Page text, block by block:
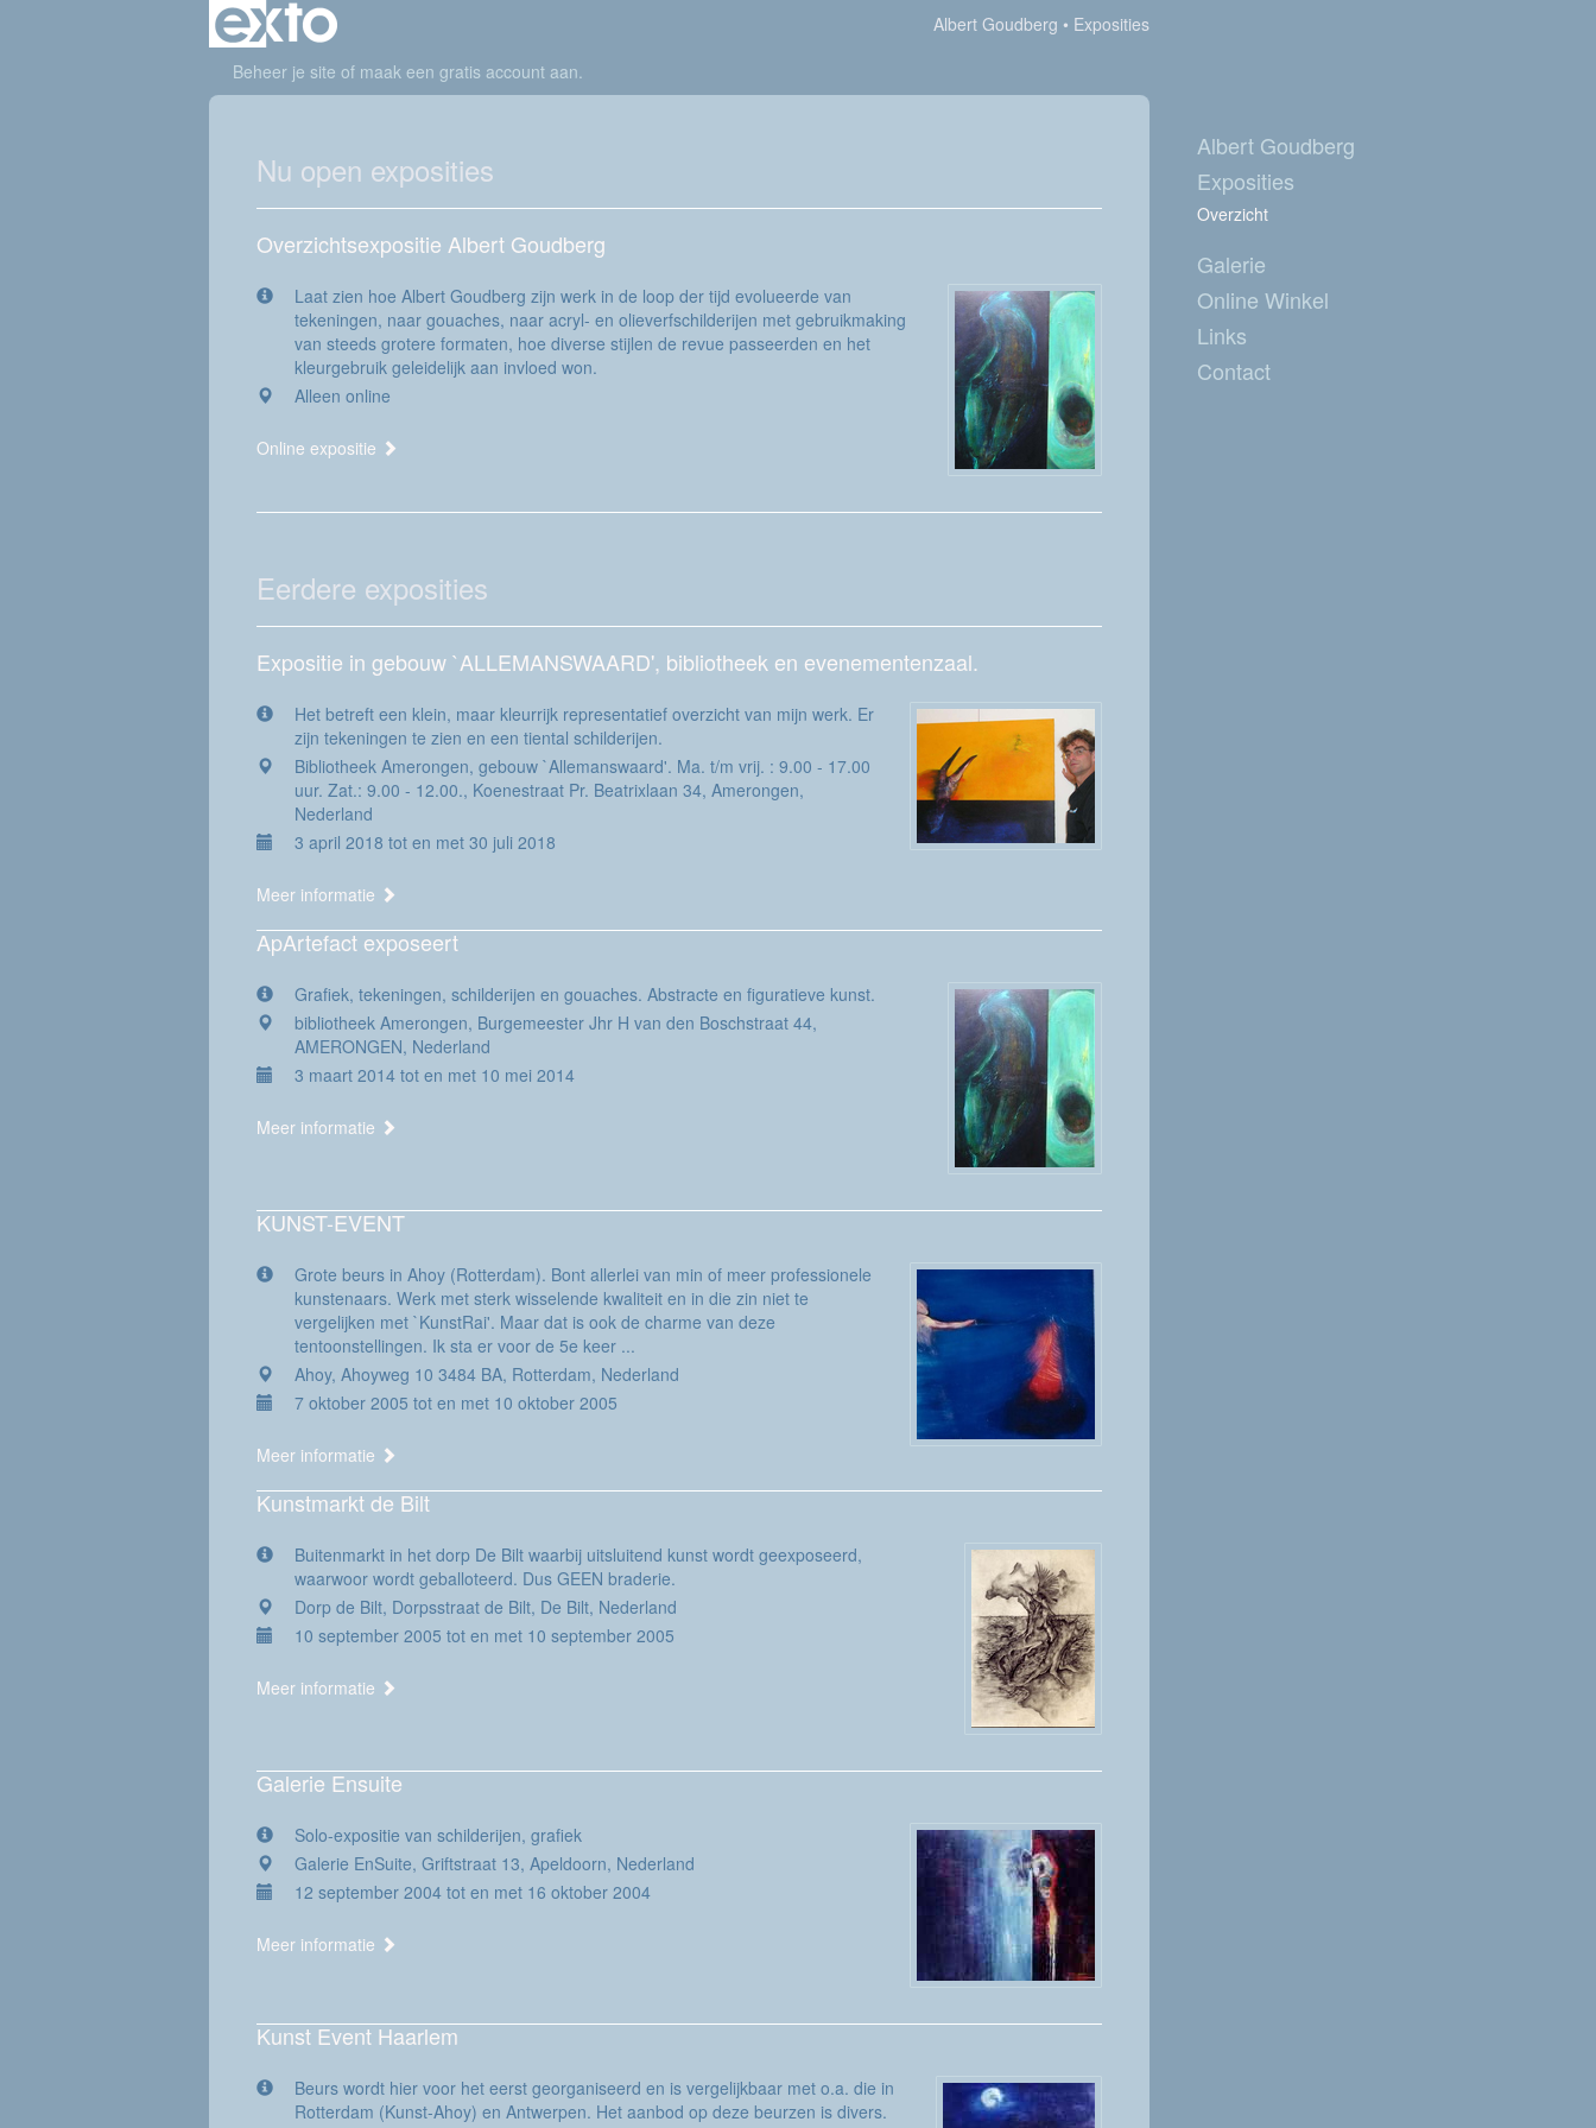
Albert Goudberg
Exposities
Beheer je site of maak een gratis account aan.
Nu open exposities
Overzichtsexpositie Albert Goudberg
Laat zien hoe Albert Goudberg zijn werk in de loop der tijd evolueerde van
tekeningen, naar gouaches, naar acryl- en olieverfschilderijen met gebruikmaking
van steeds grotere formaten, hoe diverse stijlen de revue passeerden en het
kleurgebruik geleidelijk aan invloed won.
Alleen online
Online expositie
Eerdere exposities
Expositie in gebouw `ALLEMANSWAARD', bibliotheek en evenementenzaal.
Het betreft een klein, maar kleurrijk representatief overzicht van mijn werk. Er
zijn tekeningen te zien en een tiental schilderijen.
Bibliotheek Amerongen, gebouw `Allemanswaard'. Ma. t/m vrij. : 9.00 - 17.00
uur. Zat.: 9.00 - 12.00., Koenestraat Pr. Beatrixlaan 34, Amerongen,
Nederland
3 april 2018 tot en met 30 juli 2018
Meer informatie
ApArtefact exposeert
Grafiek, tekeningen, schilderijen en gouaches. Abstracte en figuratieve kunst.
bibliotheek Amerongen, Burgemeester Jhr H van den Boschstraat 44,
AMERONGEN, Nederland
3 maart 2014 tot en met 10 mei 2014
Meer informatie
KUNST-EVENT
Grote beurs in Ahoy (Rotterdam). Bont allerlei van min of meer professionele
kunstenaars. Werk met sterk wisselende kwaliteit en in die zin niet te
vergelijken met `KunstRai'. Maar dat is ook de charme van deze
tentoonstellingen. Ik sta er voor de 5e keer ...
Ahoy, Ahoyweg 10 3484 BA, Rotterdam, Nederland
7 oktober 2005 tot en met 10 oktober 2005
Meer informatie
Kunstmarkt de Bilt
Buitenmarkt in het dorp De Bilt waarbij uitsluitend kunst wordt geexposeerd,
waarwoor wordt geballoteerd. Dus GEEN braderie.
Dorp de Bilt, Dorpsstraat de Bilt, De Bilt, Nederland
10 september 2005 tot en met 10 september 2005
Meer informatie
Galerie Ensuite
Solo-expositie van schilderijen, grafiek
Galerie EnSuite, Griftstraat 13, Apeldoorn, Nederland
12 september 2004 tot en met 16 oktober 2004
Meer informatie
Kunst Event Haarlem
Beurs wordt hier voor het eerst georganiseerd en is vergelijkbaar met o.a. die in
Rotterdam (Kunst-Ahoy) en Antwerpen. Het aanbod op deze beurzen is divers.
Albert Goudberg
Exposities
Overzicht
Galerie
Online Winkel
Links
Contact